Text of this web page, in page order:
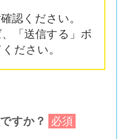
認ください。
「送信する」ボ
ださい。
すか？
必須